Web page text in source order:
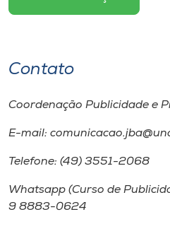
Contato
Coordenação Publicidade e
E-mail:
Telefone: (49) 3551-2068
Whatsapp (Curso de
9 8883-0624